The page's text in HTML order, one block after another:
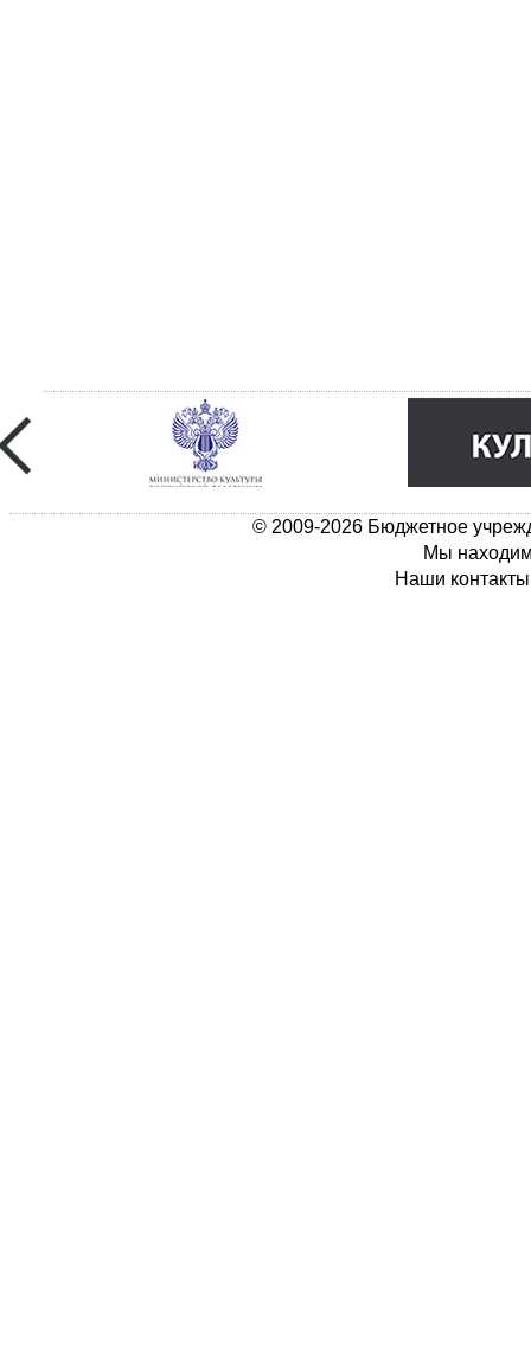
© 2009-2026 Бюджетное
Мы
Наши